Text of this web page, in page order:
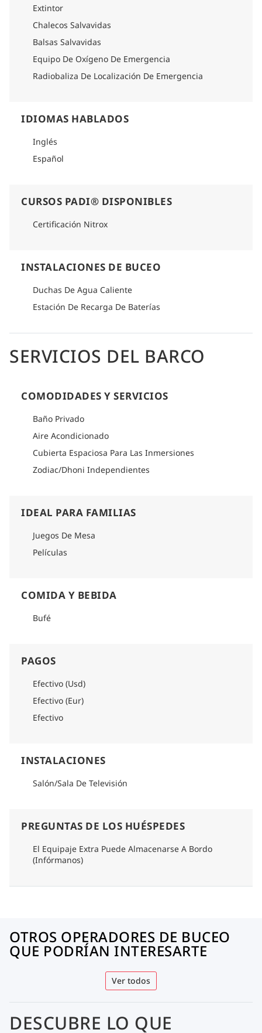
Extintor
Chalecos Salvavidas
Balsas Salvavidas
Equipo De Oxígeno De Emergencia
Radiobaliza De Localización De Emergencia
IDIOMAS HABLADOS
Inglés
Español
CURSOS PADI® DISPONIBLES
Certificación Nitrox
INSTALACIONES DE BUCEO
Duchas De Agua Caliente
Estación De Recarga De Baterías
SERVICIOS DEL BARCO
COMODIDADES Y SERVICIOS
Baño Privado
Aire Acondicionado
Cubierta Espaciosa Para Las Inmersiones
Zodiac/Dhoni Independientes
IDEAL PARA FAMILIAS
Juegos De Mesa
Películas
COMIDA Y BEBIDA
Bufé
PAGOS
Efectivo (Usd)
Efectivo (Eur)
Efectivo
INSTALACIONES
Salón/Sala De Televisión
PREGUNTAS DE LOS HUÉSPEDES
El Equipaje Extra Puede Almacenarse A Bordo
(Infórmanos)
OTROS OPERADORES DE BUCEO
QUE PODRÍAN INTERESARTE
Ver todos
DESCUBRE LO QUE